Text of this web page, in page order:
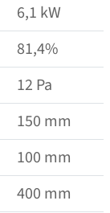
6,1 kW
81,4%
12 Pa
150 mm
100 mm
400 mm